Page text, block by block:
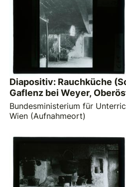
Diapositiv: Rauchküche
Gaflenz bei Weyer,
Bundesministerium für
Wien (Aufnahmeort)